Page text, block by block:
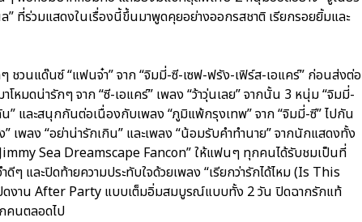
ที่ร่วมแสดงในเรื่องนี้ขึ้นมาพูดคุยอย่างออกรสชาติ เรียกรอยยิ้มและ
ชวนแด๊นซ์ “แฟนจ๋า” จาก “จิมมี่-ซี-เซฟ-ฟรัง-เฟิร์ส-เอแคร์” ก่อนส่งต่อ
หมดน่ารักๆ จาก “ซี-เอแคร์” เพลง “ว้าวุ่นเลย” จากนั้น 3 หนุ่ม “จิมมี่-
และสนุกกันต่อเนื่องกับเพลง “ภูมิแพ้กรุงเทพ” จาก “จิมมี่-ซี” ไปกัน
พลง “อย่าน่ารักเกิน” และเพลง “น้อมรับคำทำนาย” จากนักแสดงทั้ง
Sea Dreamscape Fancon” ให้แฟนๆ ทุกคนได้รับชมเป็นที่
ๆ และปิดท้ายความประทับใจด้วยเพลง “เรียกว่ารักได้ไหม (Is This
ดงาน After Party แบบเต็มอิ่มสมบูรณ์แบบทั้ง 2 วัน ปิดฉากรักแท้
คนตลอดไป